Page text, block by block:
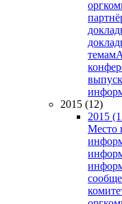
темам
выпуск
2015 (12)
2015
Место